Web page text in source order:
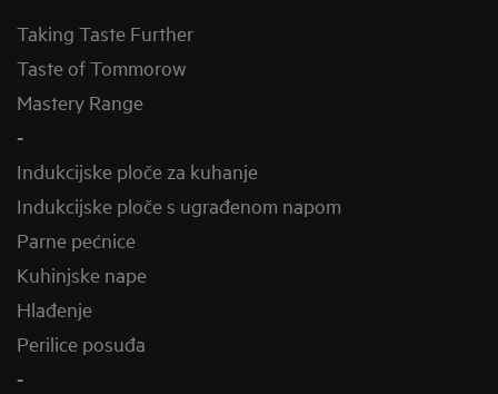
Taking Taste Further
Taste of Tommorow
Mastery Range
-
Indukcijske ploče za kuhanje
Indukcijske ploče s ugrađenom napom
Parne pećnice
Kuhinjske nape
Hlađenje
Perilice posuđa
-